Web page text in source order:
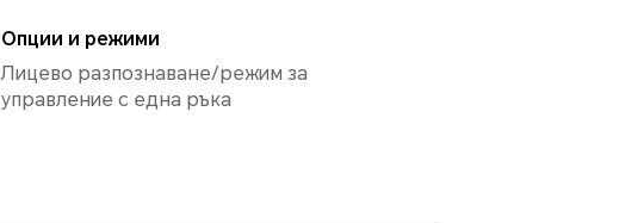
Опции и режими
Лицево разпознаване/режим за
управление с една ръка